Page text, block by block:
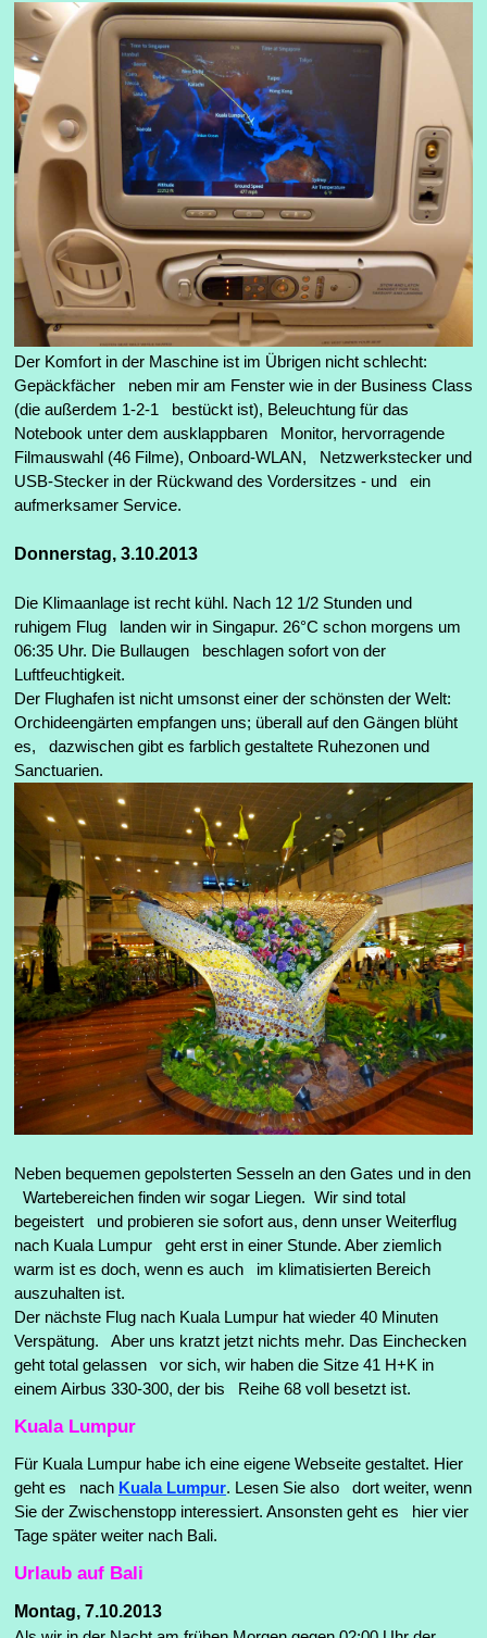
Der Komfort in der Maschine ist im Übrigen nicht schlecht:
Gepäckfächer neben mir am Fenster wie in der Business Class
(die außerdem 1-2-1 bestückt ist), Beleuchtung für das
Notebook unter dem ausklappbaren Monitor, hervorragende
Filmauswahl (46 Filme), Onboard-WLAN, Netzwerkstecker und
USB-Stecker in der Rückwand des Vordersitzes - und ein
aufmerksamer Service.
Donnerstag, 3.10.2013
Die Klimaanlage ist recht kühl. Nach 12 1/2 Stunden und
ruhigem Flug landen wir in Singapur. 26°C schon morgens um
06:35 Uhr. Die Bullaugen beschlagen sofort von der
Luftfeuchtigkeit.
Der Flughafen ist nicht umsonst einer der schönsten der Welt:
Orchideengärten empfangen uns; überall auf den Gängen blüht
es, dazwischen gibt es farblich gestaltete Ruhezonen und
Sanctuarien.
Neben bequemen gepolsterten Sesseln an den Gates und in den
Wartebereichen finden wir sogar Liegen. Wir sind total
begeistert und probieren sie sofort aus, denn unser Weiterflug
nach Kuala Lumpur geht erst in einer Stunde. Aber ziemlich
warm ist es doch, wenn es auch im klimatisierten Bereich
auszuhalten ist.
Der nächste Flug nach Kuala Lumpur hat wieder 40 Minuten
Verspätung. Aber uns kratzt jetzt nichts mehr. Das Einchecken
geht total gelassen vor sich, wir haben die Sitze 41 H+K in
einem Airbus 330-300, der bis Reihe 68 voll besetzt ist.
Kuala Lumpur
Für Kuala Lumpur habe ich eine eigene Webseite gestaltet. Hier
geht es nach Kuala Lumpur. Lesen Sie also dort weiter, wenn
Sie der Zwischenstopp interessiert. Ansonsten geht es hier vier
Tage später weiter nach Bali.
Urlaub auf Bali
Montag, 7.10.2013